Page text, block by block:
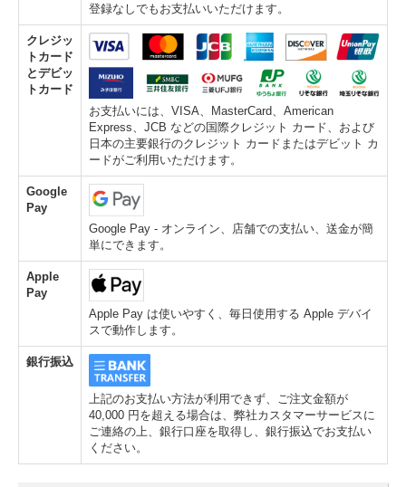
登録なしでもお支払いいただけます。
クレジッ
トカード
とデビッ
トカード
お支払いには、VISA、MasterCard、American
Express、JCB などの国際クレジット カード、および
日本の主要銀行のクレジット カードまたはデビット カ
ードがご利用いただけます。
Google
Pay
Google Pay - オンライン、店舗での支払い、送金が簡
単にできます。
Apple
Pay
Apple Pay は使いやすく、毎日使用する Apple デバイ
スで動作します。
銀行振込
上記のお支払い方法が利用できず、ご注文金額が
40,000 円を超える場合は、弊社カスタマーサービスに
ご連絡の上、銀行口座を取得し、銀行振込でお支払い
ください。